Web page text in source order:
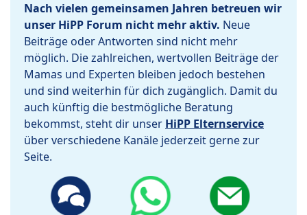
Nach vielen gemeinsamen Jahren betreuen wir
unser HiPP Forum nicht mehr aktiv. Neue
Beiträge oder Antworten sind nicht mehr
möglich. Die zahlreichen, wertvollen Beiträge der
Mamas und Experten bleiben jedoch bestehen
und sind weiterhin für dich zugänglich. Damit du
auch künftig die bestmögliche Beratung
bekommst, steht dir unser HiPP Elternservice
über verschiedene Kanäle jederzeit gerne zur
Seite.